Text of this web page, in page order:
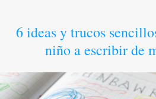
6 ideas y trucos
niño a escribir de